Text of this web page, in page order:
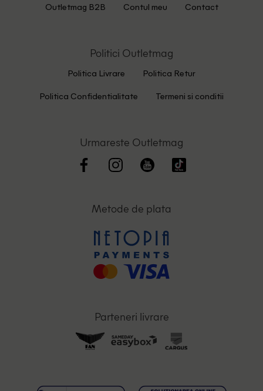
Outletmag B2B Contul meu Contact
Politici Outletmag
Politica Livrare Politica Retur
Politica Confidentialitate Termeni si conditii
Urmareste Outletmag
Metode de plata
Parteneri livrare